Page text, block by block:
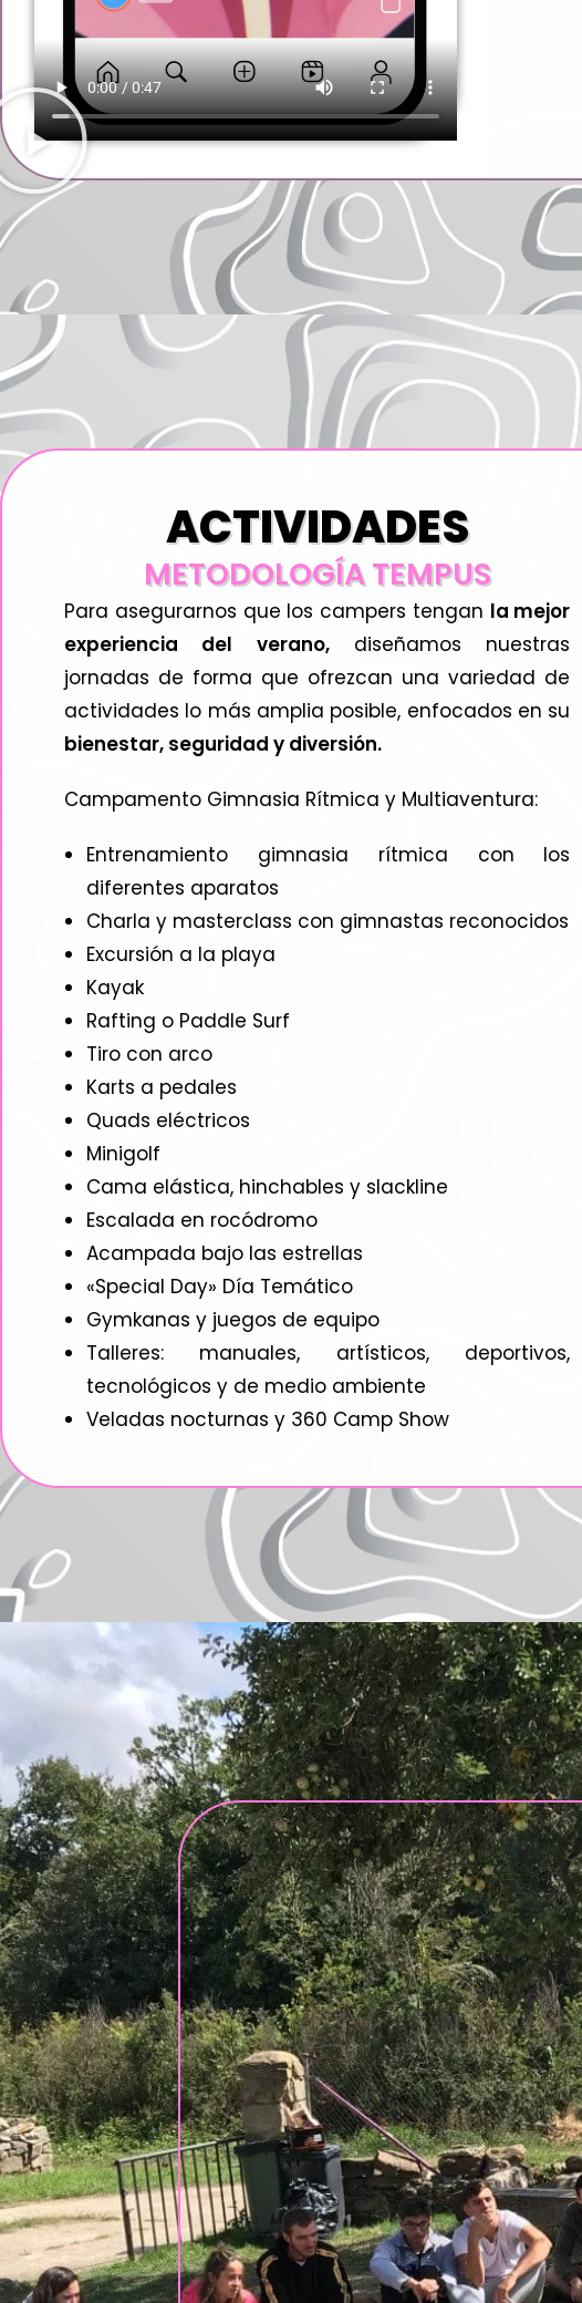
ACTIVIDADES
METODOLOGÍA TEMPUS
Para asegurarnos que los campers tengan la mejor
experiencia del verano,diseñamos nuestras
jornadas de forma que ofrezcan una variedad de
actividades lo más amplia posible, enfocados en su
bienestar, seguridad y diversión.
Campamento Gimnasia Rítmica y Multiaventura:
Entrenamiento gimnasia rítmica con los
diferentes aparatos
Charla y masterclass con gimnastas reconocidos
Excursión a la playa
Kayak
Rafting o Paddle Surf
Tiro con arco
Karts a pedales
Quads eléctricos
Minigolf
Cama elástica, hinchables y slackline
Escalada en rocódromo
Acampada bajo las estrellas
«Special Day» Día Temático
Gymkanas y juegos de equipo
Talleres: manuales, artísticos, deportivos,
tecnológicos y de medio ambiente
Veladas nocturnas y 360 Camp Show